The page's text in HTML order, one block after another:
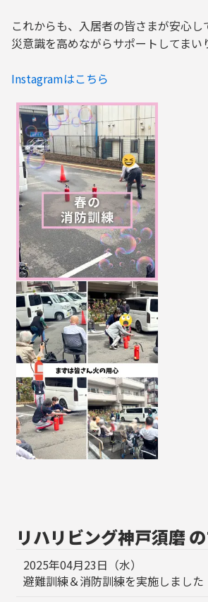
これからも、入居者の皆さまが安心
災意識を高めながらサポートしてまい
Instagramはこちら
リハリビング神戸須磨
2025年04月23日（水）
避難訓練＆消防訓練を実施しました